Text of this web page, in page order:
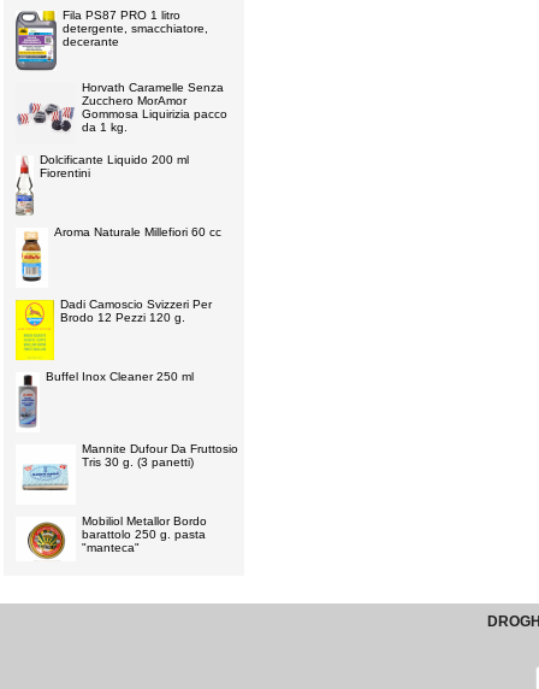
Fila PS87 PRO 1 litro
detergente, smacchiatore,
decerante
Horvath Caramelle Senza
Zucchero MorAmor
Gommosa Liquirizia pacco
da 1 kg.
Dolcificante Liquido 200 ml
Fiorentini
Aroma Naturale Millefiori 60 cc
Dadi Camoscio Svizzeri Per
Brodo 12 Pezzi 120 g.
Buffel Inox Cleaner 250 ml
Mannite Dufour Da Fruttosio
Tris 30 g. (3 panetti)
Mobiliol Metallor Bordo
barattolo 250 g. pasta
"manteca"